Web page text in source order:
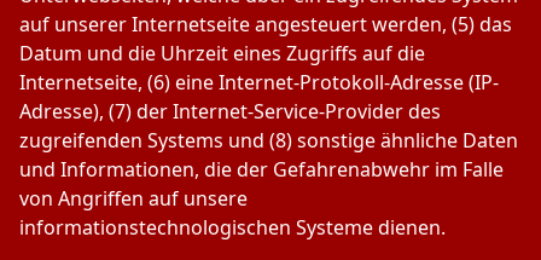
auf unserer Internetseite angesteuert werden, (5) das
Datum und die Uhrzeit eines Zugriffs auf die
Internetseite, (6) eine Internet-Protokoll-Adresse (IP-
Adresse), (7) der Internet-Service-Provider des
zugreifenden Systems und (8) sonstige ähnliche Daten
und Informationen, die der Gefahrenabwehr im Falle
von Angriffen auf unsere
informationstechnologischen Systeme dienen.